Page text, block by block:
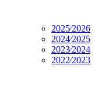
2025⁄2026
2024⁄2025
2023⁄2024
2022⁄2023